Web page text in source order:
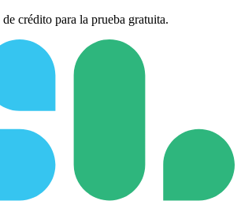
crédito para la prueba gratuita.